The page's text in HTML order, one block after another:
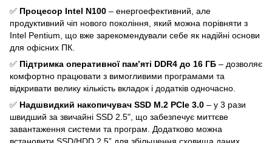
✅ Процесор Intel N100 – енергоефективний, але
продуктивний чіп нового покоління, який можна порівняти з
Intel Pentium, що вже зарекомендували себе як надійні основи
для офісних ПК.
✅ Підтримка оперативної пам’яті DDR4 до 16 ГБ – дозволяє
комфортно працювати з вимогливими програмами та
відкривати велику кількість вкладок і додатків одночасно.
✅ Надшвидкий накопичувач SSD M.2 PCIe 3.0 – у 3 рази
швидший за звичайні SSD 2.5", що забезпечує миттєве
завантаження системи та програм. Додатково можна
встановити SSD/HDD 2.5” для збільшення сховища даних.